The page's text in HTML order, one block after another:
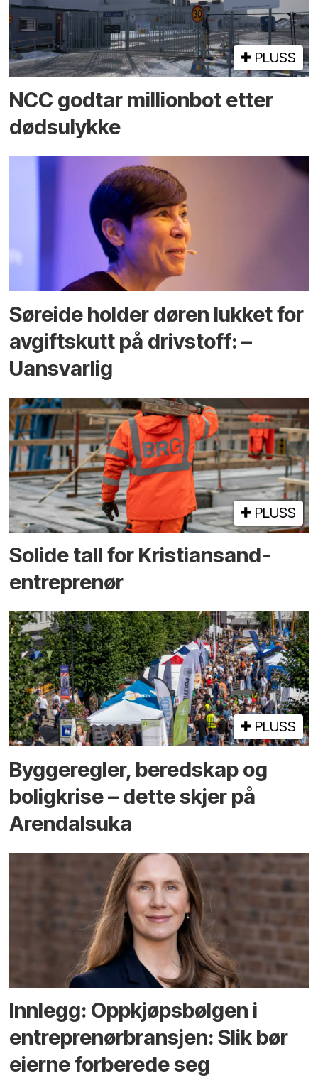
PLUSS
NCC godtar millionbot etter
dødsulykke
Søreide holder døren lukket for
avgiftskutt på drivstoff: –
Uansvarlig
PLUSS
Solide tall for Kristiansand-
entreprenør
PLUSS
Bygge­regler, beredskap og
bolig­krise – dette skjer på
Arendals­uka
Innlegg: Oppkjøps­bølgen i
entreprenør­bransjen: Slik bør
eierne forberede seg